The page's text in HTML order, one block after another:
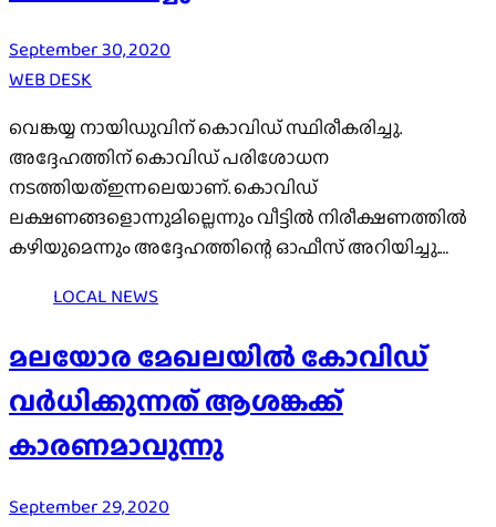
September 30, 2020
WEB DESK
വെങ്കയ്യ നായിഡുവിന് കൊവിഡ് സ്ഥിരീകരിച്ചു.
അദ്ദേഹത്തിന് കൊവിഡ് പരിശോധന
നടത്തിയത്ഇന്നലെയാണ്. കൊവിഡ്
ലക്ഷണങ്ങളൊന്നുമില്ലെന്നും വീട്ടിൽ നിരീക്ഷണത്തിൽ
കഴിയുമെന്നും അദ്ദേഹത്തിന്റെ ഓഫീസ് അറിയിച്ചു.…
LOCAL NEWS
മലയോര മേഖലയിൽ കോവിഡ്
വർധിക്കുന്നത് ആശങ്കക്ക്
കാരണമാവുന്നു
September 29, 2020